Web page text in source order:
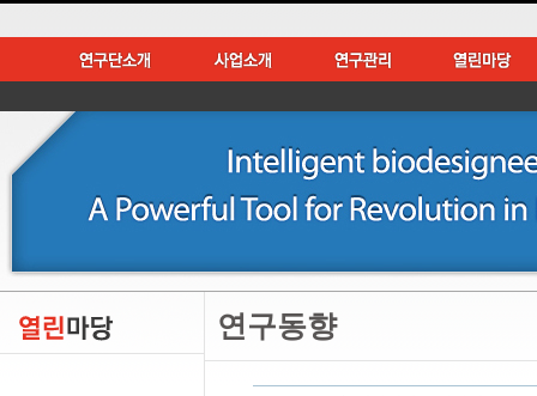
연구동향